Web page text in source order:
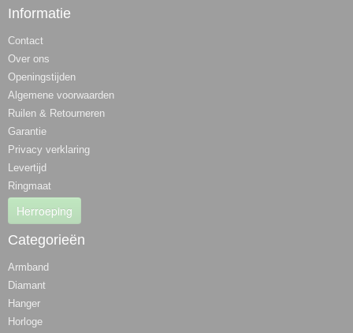
Informatie
Contact
Over ons
Openingstijden
Algemene voorwaarden
Ruilen & Retourneren
Garantie
Privacy verklaring
Levertijd
Ringmaat
Herroeping
Categorieën
Armband
Diamant
Hanger
Horloge